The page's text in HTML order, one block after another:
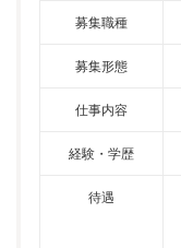
募集職種
募集形態
仕事内容
経験・学歴
待遇